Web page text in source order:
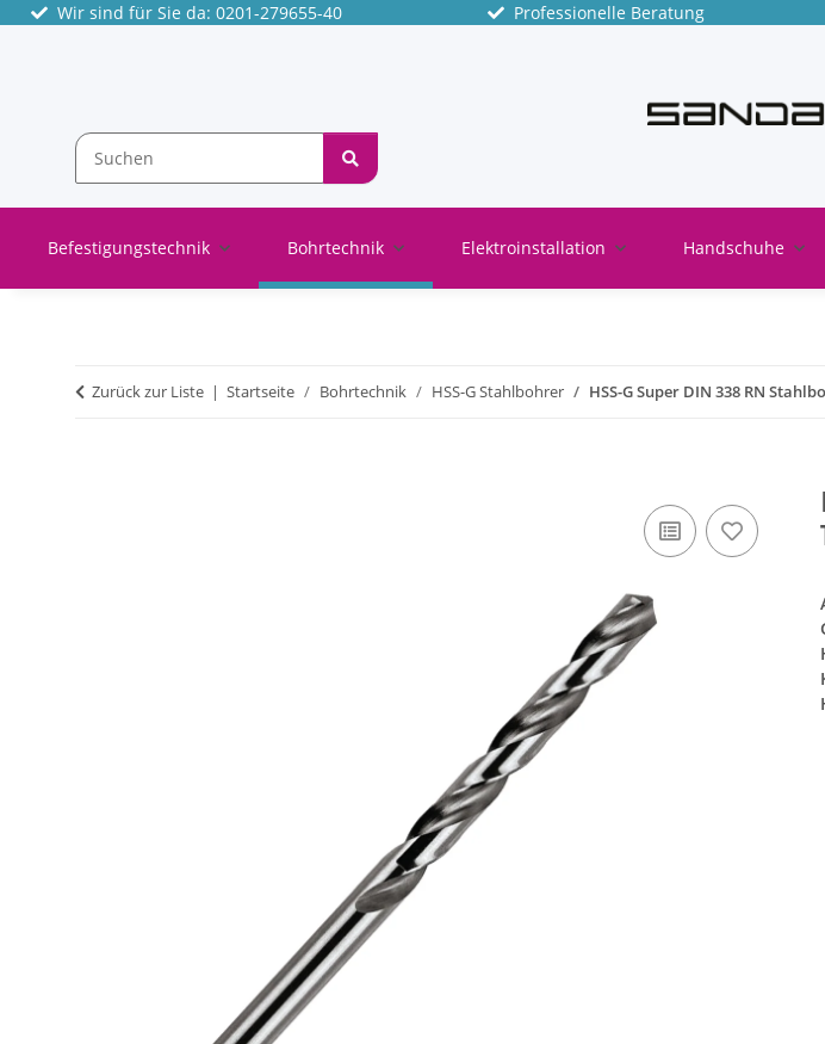
Wir sind für Sie da: 0201-279655-40 Professionelle Beratung
Befestigungstechnik Bohrtechnik Elektroinstallation Handschuhe
Zurück zur Liste Startseite Bohrtechnik HSS-G Stahlbohrer HSS-G Super DIN 338 RN